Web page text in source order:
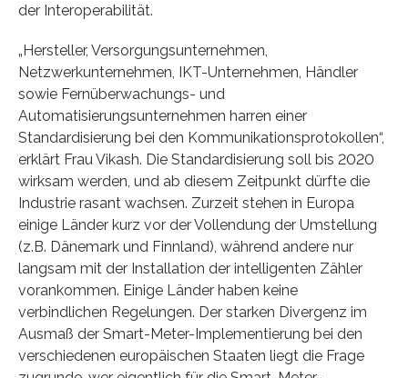
der Interoperabilität.
„Hersteller, Versorgungsunternehmen,
Netzwerkunternehmen, IKT-Unternehmen, Händler
sowie Fernüberwachungs- und
Automatisierungsunternehmen harren einer
Standardisierung bei den Kommunikationsprotokollen“,
erklärt Frau Vikash. Die Standardisierung soll bis 2020
wirksam werden, und ab diesem Zeitpunkt dürfte die
Industrie rasant wachsen. Zurzeit stehen in Europa
einige Länder kurz vor der Vollendung der Umstellung
(z.B. Dänemark und Finnland), während andere nur
langsam mit der Installation der intelligenten Zähler
vorankommen. Einige Länder haben keine
verbindlichen Regelungen. Der starken Divergenz im
Ausmaß der Smart-Meter-Implementierung bei den
verschiedenen europäischen Staaten liegt die Frage